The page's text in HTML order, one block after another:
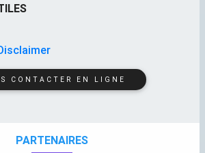
CONTACTER EN LIGNE
PARTENAIRES